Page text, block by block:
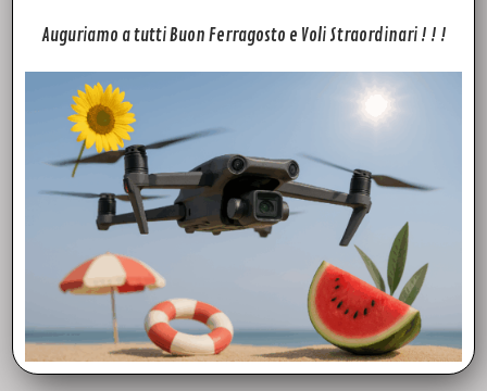
Fly to Discover, azienda leader nel settore, oltre ad offrire un
impeccabile servizio di assistenza tecnica drone per i marchi
più quotati del mercato, mette a disposizione una vasta
scelta di ricambi originali DJI e Ricambi Dji Mini 3 PRO che
potrai trovare in pronta consegna quindi disponibili da SUBITO
con spedizione in tutta Europa in 24h. Potrai trovare ricambi e
accessori (Dji Mini 3 PRO Camera – Videocamera Dji Mini 3
PRO) per i modelli: Phantom3 pro-advanced-standard,
Phantom4 Advanced, Phantom4 pro. Mavic pro, Mavic mini,
Mavic pro 2, Mavic 2 Zoon, Mavic AIR, Mavic AIR 2. Spark,
Inspire pro, Inspire 2. Quello che non troverai sul sito, prova a
chiedercelo, troveremo il modo per soddisfare le tue richieste!
Auguriamo a tutti Buon Ferragosto e Voli Straordinari ! ! !